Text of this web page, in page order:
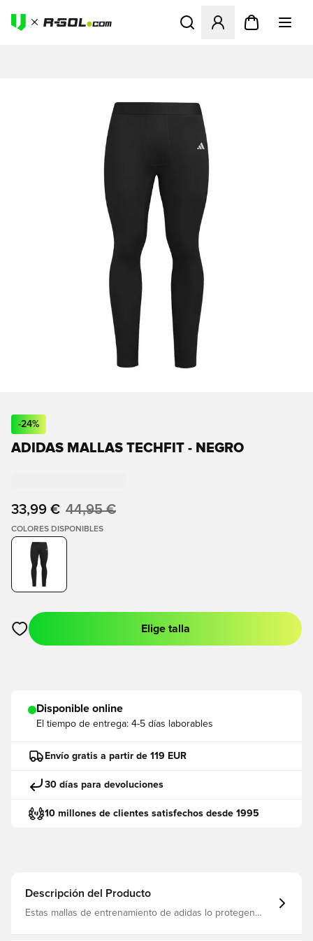
Abre un modal para iniciar
-24%
ADIDAS MALLAS TECHFIT - NEGRO
33,99 € 44,95 €
COLORES DISPONIBLES
Abre un modal para iniciar sesión o registrarse como miembro
Elige talla
Disponible online
El tiempo de entrega: 4-5 días laborables
Envío gratis a partir de 119 EUR
30 días para devoluciones
10 millones de clientes satisfechos desde 1995
Descripción del Producto
Estas mallas de entrenamiento de adidas lo protegen